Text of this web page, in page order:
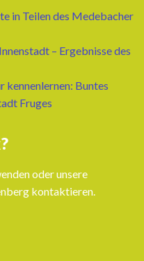
in Teilen des Medebacher
– Ergebnisse des
kennenlernen: Buntes
Fruges
oder unsere
kontaktieren.